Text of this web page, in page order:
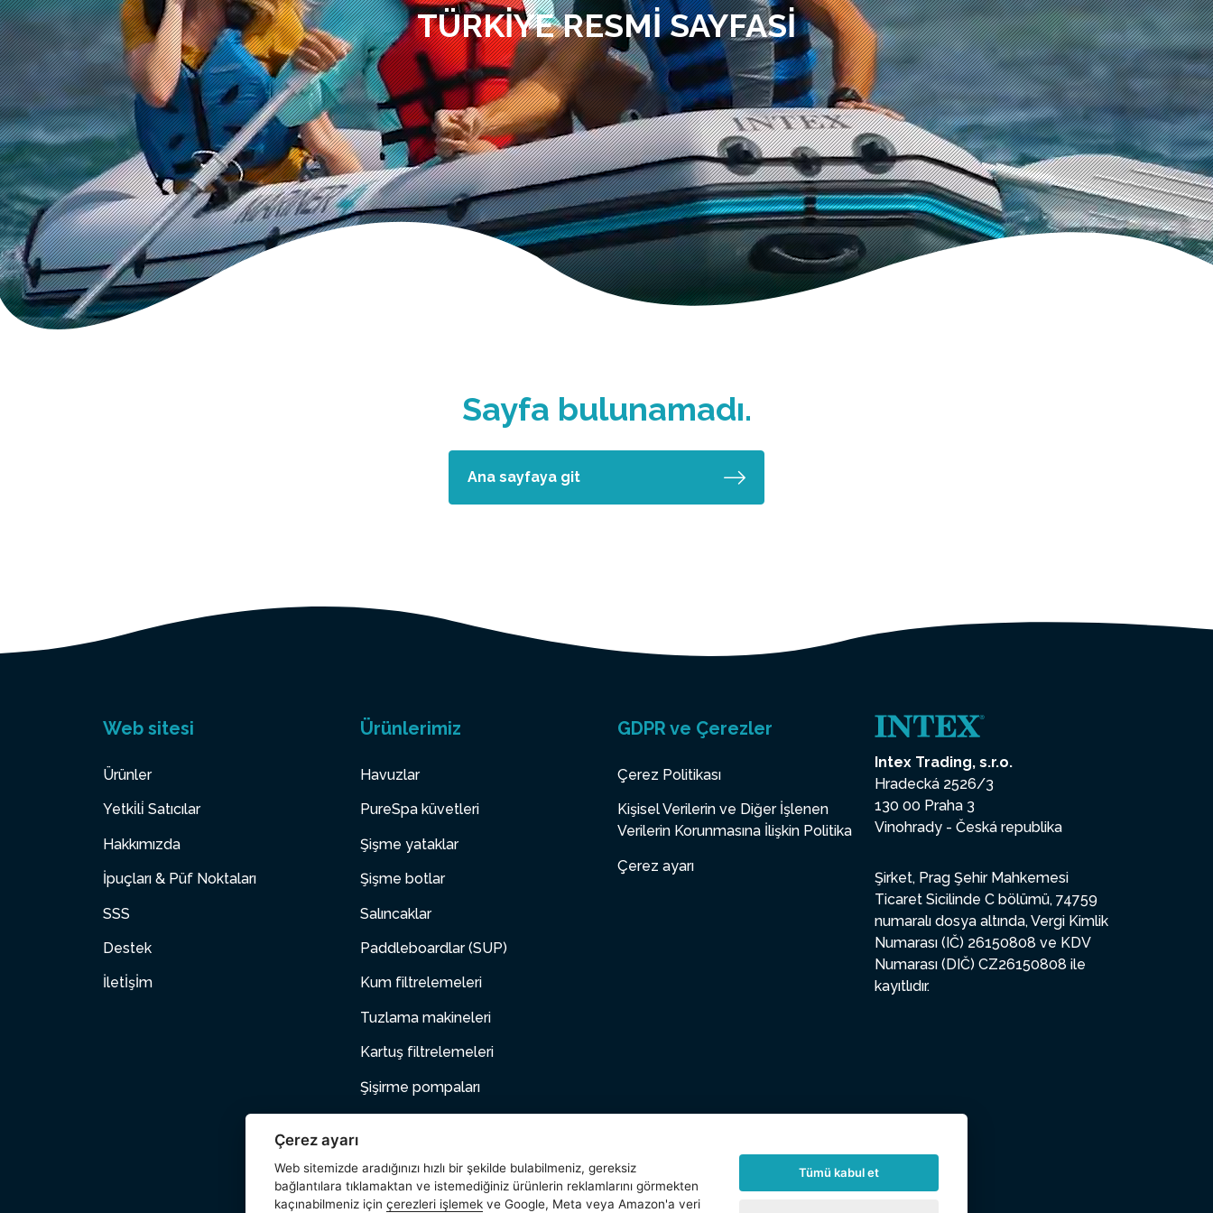
TÜRKIYE RESMI SAYFASI
Sayfa bulunamadı.
Ana sayfaya git
Web sitesi
Ürünler
Yetki̇li̇ Satıcılar
Hakkımızda
İpuçları & Püf Noktaları
SSS
Destek
İletİşİm
Ürünlerimiz
Havuzlar
PureSpa küvetleri
Şişme yataklar
Şişme botlar
Salıncaklar
Paddleboardlar (SUP)
Kum filtrelemeleri
Tuzlama makineleri
Kartuş filtrelemeleri
Şişirme pompaları
Aksesuarlar
GDPR ve Çerezler
Çerez Politikası
Kişisel Verilerin ve Diğer İşlenen
Verilerin Korunmasına İlişkin Politika
Çerez ayarı
Intex Trading, s.r.o.
Hradecká 2526/3
130 00 Praha 3
Vinohrady - Česká republika
Şirket, Prag Şehir Mahkemesi
Ticaret Sicilinde C bölümü, 74759
numaralı dosya altında, Vergi Kimlik
Numarası (IČ) 26150808 ve KDV
Numarası (DIČ) CZ26150808 ile
kayıtlıdır.
Çerez ayarı
Web sitemizde aradığınızı hızlı bir şekilde bulabilmeniz, gereksiz
bağlantılara tıklamaktan ve istemediğiniz ürünlerin reklamlarını görmekten
kaçınabilmeniz için çerezleri işlemek ve Google, Meta veya Amazon'a veri
Tümü kabul et